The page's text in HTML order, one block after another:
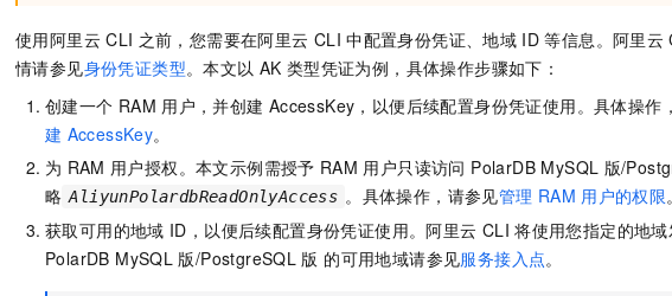
使用阿里云 CLI 之前，您需要在阿里云 CLI 中配置身份凭证、地域 ID 等信息。阿里云
情请参见身份凭证类型。本文以 AK 类型凭证为例，具体操作步骤如下：
创建一个 RAM 用户，并创建 AccessKey，以便后续配置身份凭证使用。具体操作
建 AccessKey。
为 RAM 用户授权。本文示例需授予 RAM 用户只读访问 PolarDB MySQL 版/
略 AliyunPolardbReadOnlyAccess 。具体操作，请参见管理 RAM 用户的权限。
获取可用的地域 ID，以便后续配置身份凭证使用。阿里云 CLI 将使用您指定的地域
PolarDB MySQL 版/PostgreSQL 版 的可用地域请参见服务接入点。